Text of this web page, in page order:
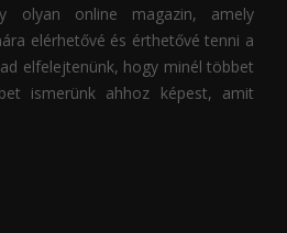
olyan online magazin, amely
elérhetővé és érthetővé tenni a
elfelejtenünk, hogy minél többet
ismerünk ahhoz képest, amit